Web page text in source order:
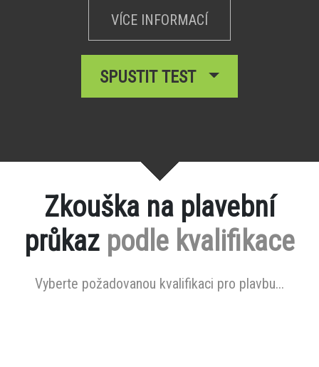
VÍCE INFORMACÍ
SPUSTIT TEST
Zkouška na plavební
průkaz podle kvalifikace
Vyberte požadovanou kvalifikaci pro plavbu...